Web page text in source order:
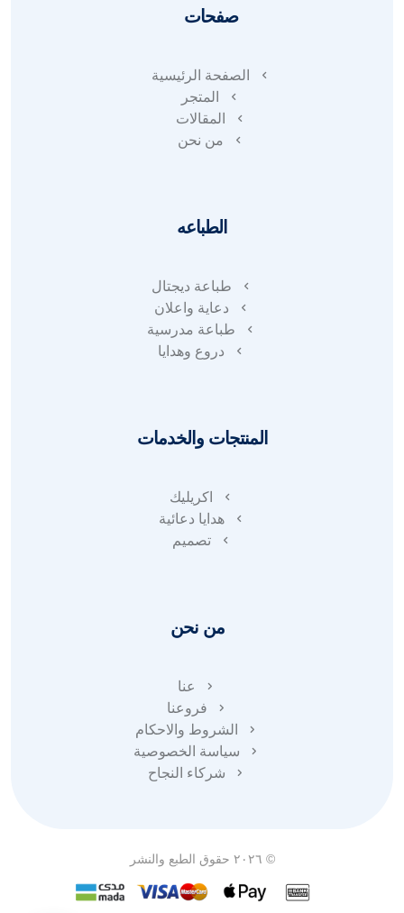
صفحات
الصفحة الرئيسية
المتجر
المقالات
من نحن
الطباعه
طباعة ديجتال
دعاية واعلان
طباعة مدرسية
دروع وهدايا
المنتجات والخدمات
اكريليك
هدايا دعائية
تصميم
من نحن
عنا
فروعنا
الشروط والاحكام
سياسة الخصوصية
شركاء النجاح
© ٢٠٢٦ حقوق الطبع والنشر